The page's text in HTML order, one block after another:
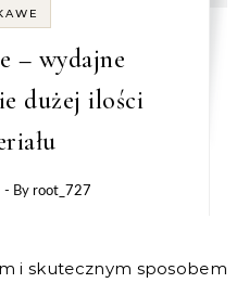
– wydajne
dużej ilości
- By root_727